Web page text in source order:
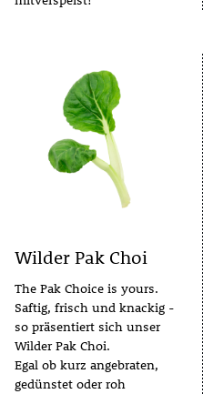
Wilder Pak Choi
The Pak Choice is yours.
Saftig, frisch und knackig -
so präsentiert sich unser
Wilder Pak Choi.
Egal ob kurz angebraten,
gedünstet oder roh